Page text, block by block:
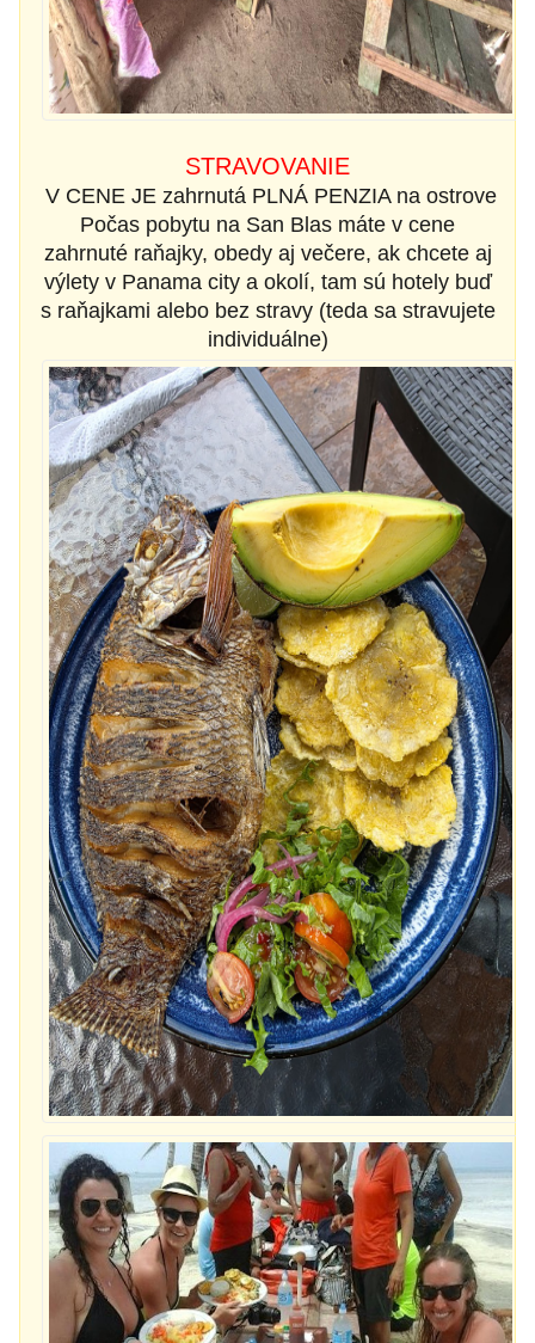
STRAVOVANIE
V CENE JE zahrnutá PLNÁ PENZIA na ostrove
Počas pobytu na San Blas máte v cene
zahrnuté raňajky, obedy aj večere, ak chcete aj
výlety v Panama city a okolí, tam sú hotely buď
s raňajkami alebo bez stravy (teda sa stravujete
individuálne)